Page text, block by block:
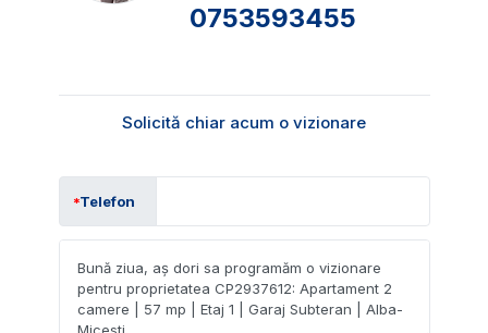
0753593455
Solicită chiar acum o vizionare
Telefon